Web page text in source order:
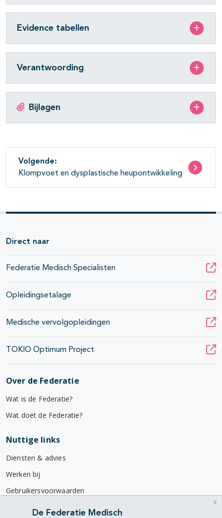
Evidence tabellen
Verantwoording
Bijlagen
Volgende:
Klompvoet en dysplastische heupontwikkeling
Direct naar
Federatie Medisch Specialisten
Opleidingsetalage
Medische vervolgopleidingen
TOKIO Optimum Project
Over de Federatie
Wat is de Federatie?
Wat doet de Federatie?
Nuttige links
Diensten & advies
Werken bij
Gebruikersvoorwaarden
Privacyverklaring
De Federatie Medisch
x